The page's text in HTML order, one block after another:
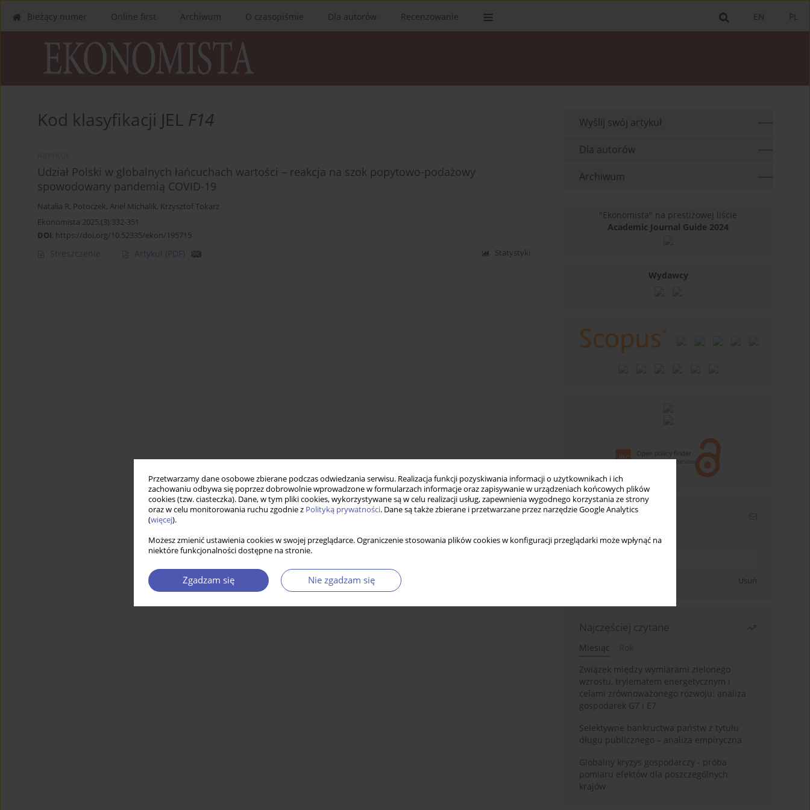
Przetwarzamy dane osobowe zbierane podczas odwiedzania serwisu. Realizacja funkcji pozyskiwania informacji o użytkownikach i ich
zachowaniu odbywa się poprzez dobrowolnie wprowadzone w formularzach informacje oraz zapisywanie w urządzeniach końcowych plików
cookies (tzw. ciasteczka). Dane, w tym pliki cookies, wykorzystywane są w celu realizacji usług, zapewnienia wygodnego korzystania ze strony
oraz w celu monitorowania ruchu zgodnie z Polityką prywatności. Dane są także zbierane i przetwarzane przez narzędzie Google Analytics
(więcej).
Możesz zmienić ustawienia cookies w swojej przeglądarce. Ograniczenie stosowania plików cookies w konfiguracji przeglądarki może wpłynąć na
niektóre funkcjonalności dostępne na stronie.
Zgadzam się Nie zgadzam się
PL
EN
Bieżący numer Online first Archiwum O czasopiśmie Dla autorów Recenzowanie
Kod klasyfikacji JEL F14
Udział Polski w globalnych łańcuchach wartości – reakcja na szok popytowo-podażowy
spowodowany pandemią COVID-19
Natalia R. Potoczek, Ariel Michalik, Krzysztof Tokarz
Ekonomista 2025;(3):332-351
DOI: https://doi.org/10.52335/ekon/195715
Streszczenie Artykuł (PDF) Statystyki
Wyślij swój artykuł
Dla autorów
Archiwum
"Ekonomista" na prestiżowej liście
Academic Journal Guide 2024
Wydawcy
Newsletter
Wpisz swój adres email
Usuń
Najczęściej czytane
Miesiąc
Związek między wymiarami zielonego
wzrostu, trylematem energetycznym i
celami zrównoważonego rozwoju: analiza
gospodarek G7 i E7
Selektywne bankructwa państw z tytułu
długu publicznego – analiza empiryczna
Globalny kryzys gospodarczy - próba
pomiaru efektów dla poszczególnych
krajów